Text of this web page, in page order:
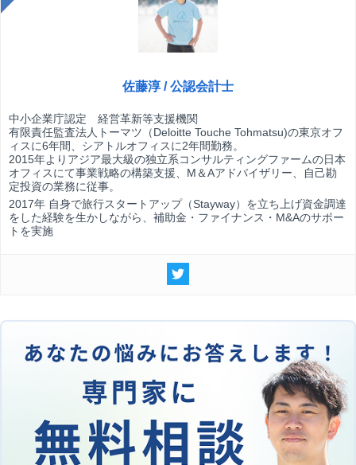
佐藤淳 / 公認会計士
中小企業庁認定 経営革新等支援機関
有限責任監査法人トーマツ（Deloitte Touche Tohmatsu)の東京オフ
ィスに6年間、シアトルオフィスに2年間勤務。
2015年よりアジア最大級の独立系コンサルティングファームの日本
オフィスにて事業戦略の構築支援、M＆Aアドバイザリー、自己勘
定投資の業務に従事。
2017年 自身で旅行スタートアップ（Stayway）を立ち上げ資金調達
をした経験を生かしながら、補助金・ファイナンス・M&Aのサポー
トを実施